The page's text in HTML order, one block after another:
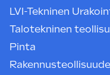
LVI-Tekninen
Talotekninen
Pinta